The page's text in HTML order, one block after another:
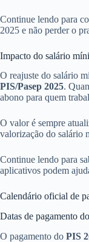
Continue lendo para
2025 e não perder o
Impacto do salário
O reajuste do salário
PIS/Pasep 2025.
abono para quem
O valor é sempre
valorização do salário
Continue lendo para
aplicativos podem
Calendário oficial de
Datas de pagamento
O pagamento do PIS